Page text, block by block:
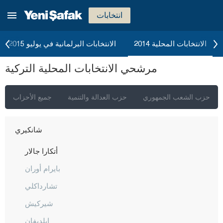
انتخابات
الانتخابات البرلمانية في يوليو 2015 الانتخابات المحلية 2014
مرشحي الانتخابات المحلية التركية
جميع الأحزاب حزب العدالة والتنمية حزب الشعب الجمهوري
بينغول
بيتليس
بولو
بوردور
جناق قلعة
شانكيري
أتكارا جالار
بايرام أوران
تشارداكلي
شيركيش
إيلديفان